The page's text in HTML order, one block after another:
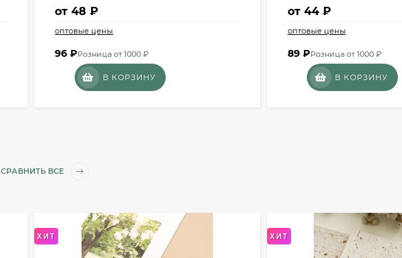
от48 ₽
оптовые цены
96₽Розница от 1000 ₽
В КОРЗИНУ
от 44 ₽
оптовые цены
89 ₽Розница от 1000 ₽
В КОРЗИНУ
СРАВНИТЬ ВСЕ
ХИТ ХИТ